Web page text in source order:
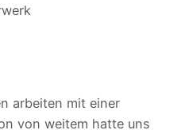
arbeiten mit einer
von weitem hatte uns